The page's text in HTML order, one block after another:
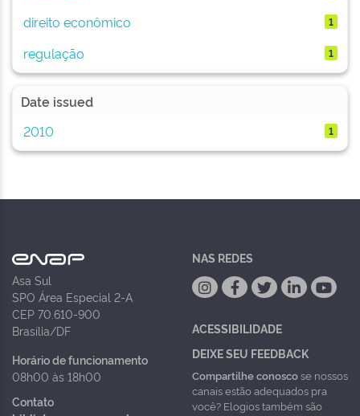
direito econômico 1
regulação 1
Date issued
2010
1
Asa Sul
SPO Área Especial 2-A
CEP 70.610-900
Brasília/DF
Horário de funcionamento
08h00 às 18h00
Contato
NAS REDES
ACESSIBILIDADE
DEIXE SEU FEEDBACK
Compartilhe conoscose nossos
canais estão adequados pra
você? Elogios também são